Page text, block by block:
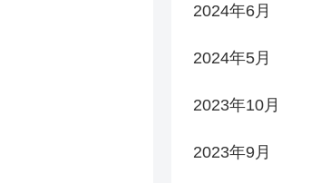
2024年6月
2024年5月
2023年10月
2023年9月